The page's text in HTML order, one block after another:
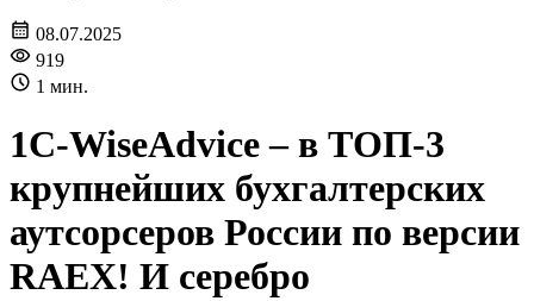
08.07.2025
919
1 мин.
1C-WiseAdvice – в ТОП-3
крупнейших бухгалтерских
аутсорсеров России по версии
RAEX! И серебро